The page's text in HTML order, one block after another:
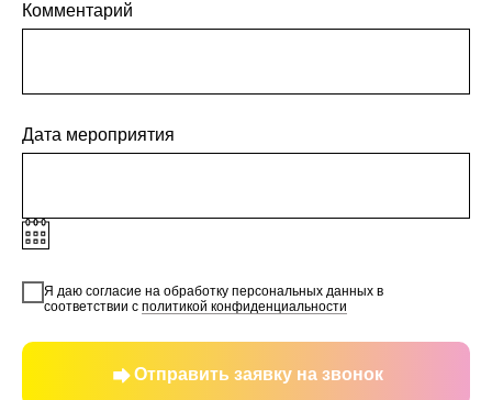
Комментарий
Дата мероприятия
Я даю согласие на обработку персональных данных в
соответствии с политикой конфиденциальности
Отправить заявку на звонок